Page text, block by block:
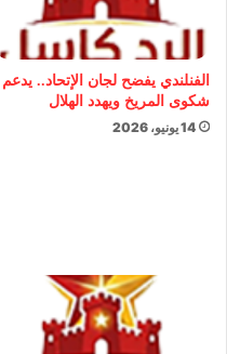
الفنلندي يفضح لجان الإتحاد.. يدعم
شكوى المريخ ويهدد الهلال
14 يونيو، 2026